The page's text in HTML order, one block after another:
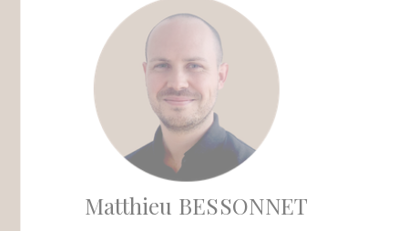
Matthieu BESSONNET